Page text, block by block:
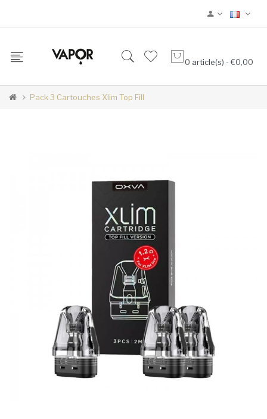
0 article(s) - €0,00
Pack 3 Cartouches Xlim Top Fill